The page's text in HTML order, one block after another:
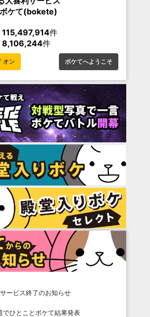
ケて(bokete)
115,497,914件
8,106,244件
オン ボケてへようこそ
ービス終了のお知らせ
でひとことボケて結果発表